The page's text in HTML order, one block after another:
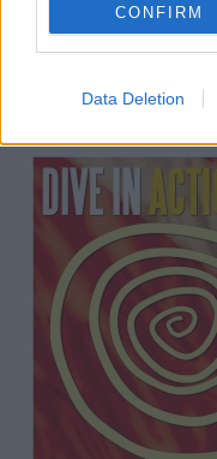
CONFIRM
Data Deletion